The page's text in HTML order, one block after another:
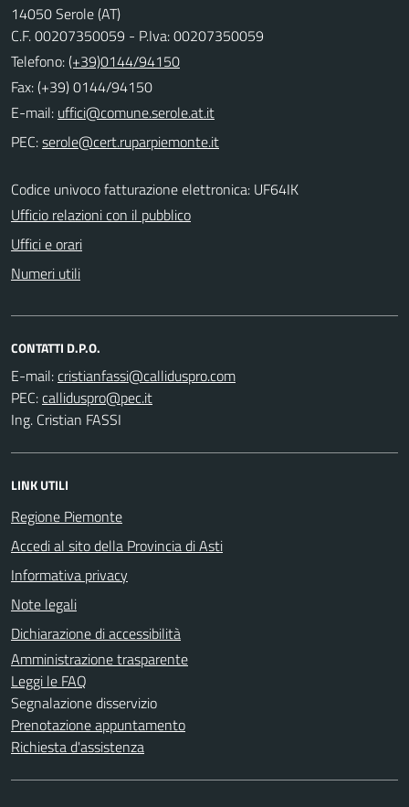
14050 Serole (AT)
C.F. 00207350059 - P.Iva: 00207350059
Telefono:(+39)0144/94150
Fax: (+39) 0144/94150
E-mail:
PEC:
Codice univoco fatturazione elettronica: UF64IK
Ufficio relazioni con il pubblico
Uffici e orari
Numeri utili
CONTATTI D.P.O.
E-mail:
PEC:
Ing. Cristian FASSI
LINK UTILI
Regione Piemonte
Accedi al sito della Provincia di Asti
Informativa privacy
Note legali
Dichiarazione di accessibilità
Amministrazione trasparente
Leggi le FAQ
Segnalazione disservizio
Prenotazione appuntamento
Richiesta d'assistenza